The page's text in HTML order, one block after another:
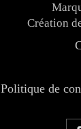
Création
Politique de